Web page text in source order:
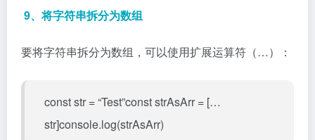
9、将字符串拆分为数组
要将字符串拆分为数组，可以使用扩展运算符（…）：
const str = “Test”const strAsArr = […
str]console.log(strAsArr)